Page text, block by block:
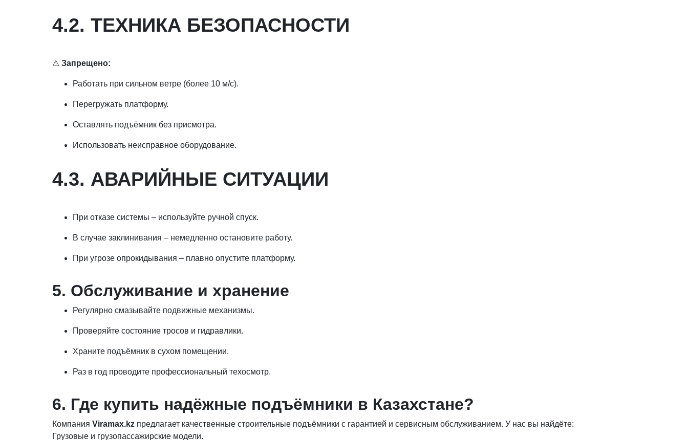
4.2. ТЕХНИКА БЕЗОПАСНОСТИ
⚠ Запрещено:
Работать при сильном ветре (более 10 м/с).
Перегружать платформу.
Оставлять подъёмник без присмотра.
Использовать неисправное оборудование.
4.3. АВАРИЙНЫЕ СИТУАЦИИ
При отказе системы – используйте ручной спуск.
В случае заклинивания – немедленно остановите работу.
При угрозе опрокидывания – плавно опустите платформу.
5. Обслуживание и хранение
Регулярно смазывайте подвижные механизмы.
Проверяйте состояние тросов и гидравлики.
Храните подъёмник в сухом помещении.
Раз в год проводите профессиональный техосмотр.
6. Где купить надёжные подъёмники в Казахстане?
Компания Viramax.kz предлагает качественные строительные подъёмники с гарантией и сервисным обслуживанием. У нас вы найдёте:
Грузовые и грузопассажирские модели.